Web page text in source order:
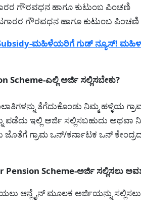
ಗೌರವಧನ ಹಾಗೂ ಕುಟುಂಬ ಪಿಂಚಣಿ
ಗೌರವಧನ ಹಾಗೂ ಕುಟುಂಬ ಪಿಂಚಣಿ
Subsidy-ಮಹಿಳೆಯರಿಗೆ ಗುಡ್ ನ್ಯೂಸ್!
Scheme-ಎಲ್ಲಿ ಅರ್ಜಿ ಸಲ್ಲಿಸಬೇಕು?
ತೆಗೆದುಕೊಂಡು ನಿಮ್ಮ ಹಳ್ಳಿಯ
ಪಡೆದು ಇಲ್ಲಿ ಅರ್ಜಿ ಸಲ್ಲಿಸಬಹುದು
ಗ್ರಾಮ ಒನ್/ಕರ್ನಾಟಕ ಒನ್
Scheme-ಅರ್ಜಿ ಸಲ್ಲಿಸಲು
ಆನ್ಲೈನ್ ಮೂಲಕ ಅರ್ಜಿಯನ್ನು